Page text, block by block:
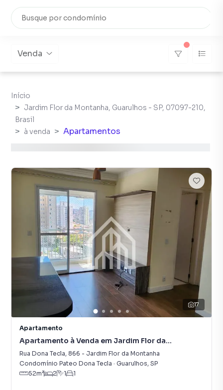
Venda
Início
Jardim Flor da Montanha, Guarulhos - SP, 07097-210,
Brasil
à venda
Apartamentos
17
Apartamento
Apartamento à Venda em Jardim Flor da
Montanha
Rua Dona Tecla, 866 - Jardim Flor da Montanha
Condomínio Pateo Dona Tecla · Guarulhos, SP
52m² 2 1 1